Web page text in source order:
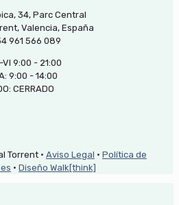
34, Parc Central
Valencia, España
961 566 089
VI 9:00 - 21:00
9:00 - 14:00
CERRADO
Torrent · Aviso Legal · Política de
· Diseño Walk[think]